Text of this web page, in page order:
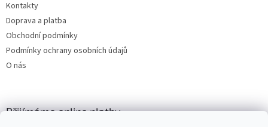
Kontakty
Doprava a platba
Obchodní podmínky
Podmínky ochrany osobních údajů
O nás
Přijímáme online platby